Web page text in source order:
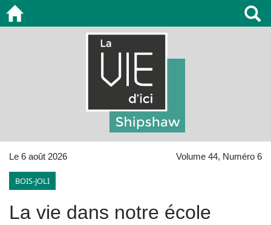
Le 6 août 2026 Volume 44, Numéro 6
BOIS-JOLI
La vie dans notre école